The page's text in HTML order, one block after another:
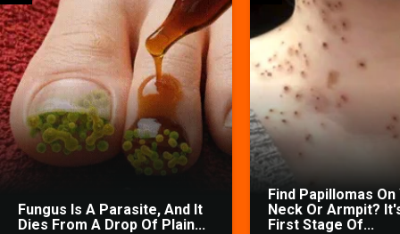
Fungus Is A Parasite, And It
Dies From A Drop Of Plain...
Find Papillomas On
Neck Or Armpit?
First Stage Of...